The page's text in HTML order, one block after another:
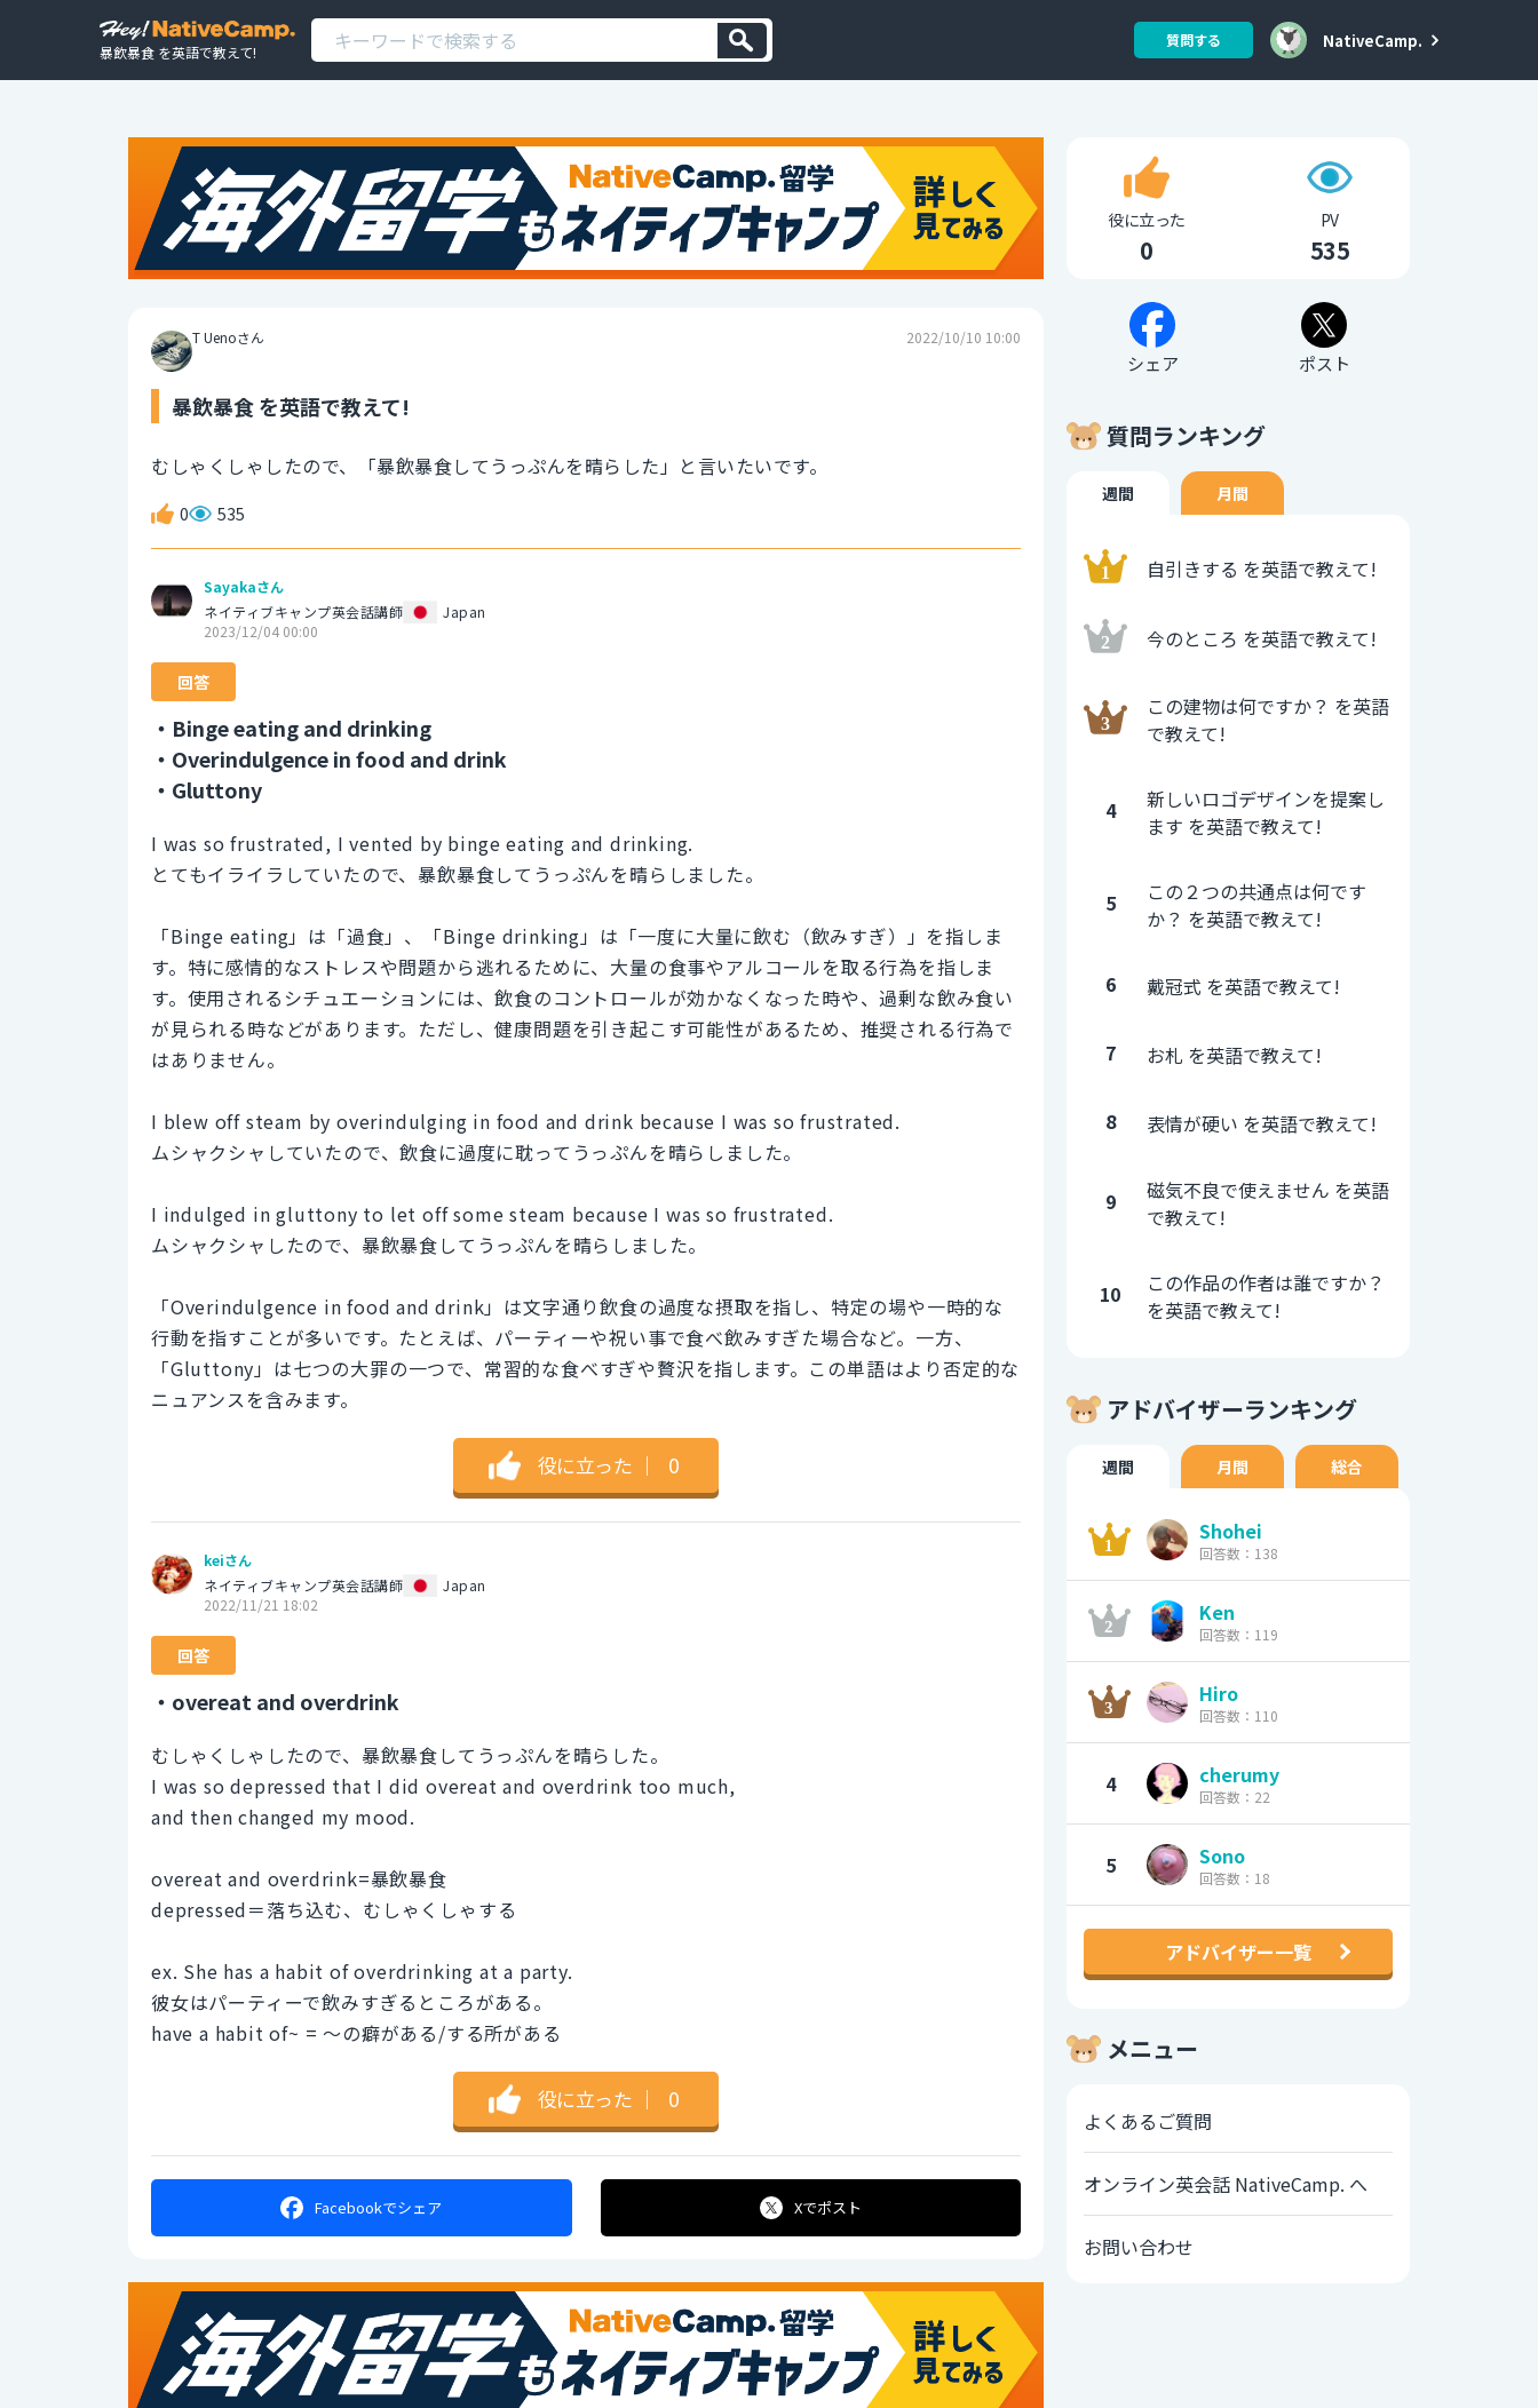
暴飲暴食 を英語で教えて!
質問する NativeCamp.
T Uenoさん 2022/10/10 10:00
暴飲暴食 を英語で教えて!
むしゃくしゃしたので、「暴飲暴食してうっぷんを晴らした」と言いたいです。
0 535
Sayakaさん
ネイティブキャンプ英会話講師
Japan
2023/12/04 00:00
回答
・Binge eating and drinking
・Overindulgence in food and drink
・Gluttony
I was so frustrated, I vented by binge eating and drinking.
とてもイライラしていたので、暴飲暴食してうっぷんを晴らしました。
「Binge eating」は「過食」、「Binge drinking」は「一度に大量に飲む（飲みすぎ）」を指しま
す。特に感情的なストレスや問題から逃れるために、大量の食事やアルコールを取る行為を指しま
す。使用されるシチュエーションには、飲食のコントロールが効かなくなった時や、過剰な飲み食い
が見られる時などがあります。ただし、健康問題を引き起こす可能性があるため、推奨される行為で
はありません。
I blew off steam by overindulging in food and drink because I was so frustrated.
ムシャクシャしていたので、飲食に過度に耽ってうっぷんを晴らしました。
I indulged in gluttony to let off some steam because I was so frustrated.
ムシャクシャしたので、暴飲暴食してうっぷんを晴らしました。
「Overindulgence in food and drink」は文字通り飲食の過度な摂取を指し、特定の場や一時的な
行動を指すことが多いです。たとえば、パーティーや祝い事で食べ飲みすぎた場合など。一方、
「Gluttony」は七つの大罪の一つで、常習的な食べすぎや贅沢を指します。この単語はより否定的な
ニュアンスを含みます。
役に立った ｜ 0
keiさん
ネイティブキャンプ英会話講師
Japan
2022/11/21 18:02
回答
・overeat and overdrink
むしゃくしゃしたので、暴飲暴食してうっぷんを晴らした。
I was so depressed that I did overeat and overdrink too much,
and then changed my mood.
overeat and overdrink=暴飲暴食
depressed＝落ち込む、むしゃくしゃする
ex. She has a habit of overdrinking at a party.
彼女はパーティーで飲みすぎるところがある。
have a habit of~ = ～の癖がある/する所がある
役に立った ｜ 0
Facebookでシェア Xでポスト
役に立った
0
PV
535
シェア ポスト
質問ランキング
週間 月間
自引きする を英語で教えて!
今のところ を英語で教えて!
この建物は何ですか？ を英語
で教えて!
4
新しいロゴデザインを提案し
ます を英語で教えて!
5
この２つの共通点は何です
か？ を英語で教えて!
6 戴冠式 を英語で教えて!
7 お札 を英語で教えて!
8 表情が硬い を英語で教えて!
9
磁気不良で使えません を英語
で教えて!
10
この作品の作者は誰ですか？
を英語で教えて!
アドバイザーランキング
週間 月間 総合
Shohei
回答数：138
Ken
回答数：119
Hiro
回答数：110
4 cherumy
回答数：22
5 Sono
回答数：18
アドバイザー一覧
メニュー
よくあるご質問
オンライン英会話 NativeCamp. へ
お問い合わせ